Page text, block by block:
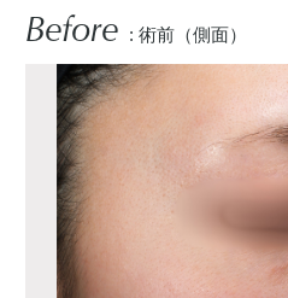
Before : 術前（側面）